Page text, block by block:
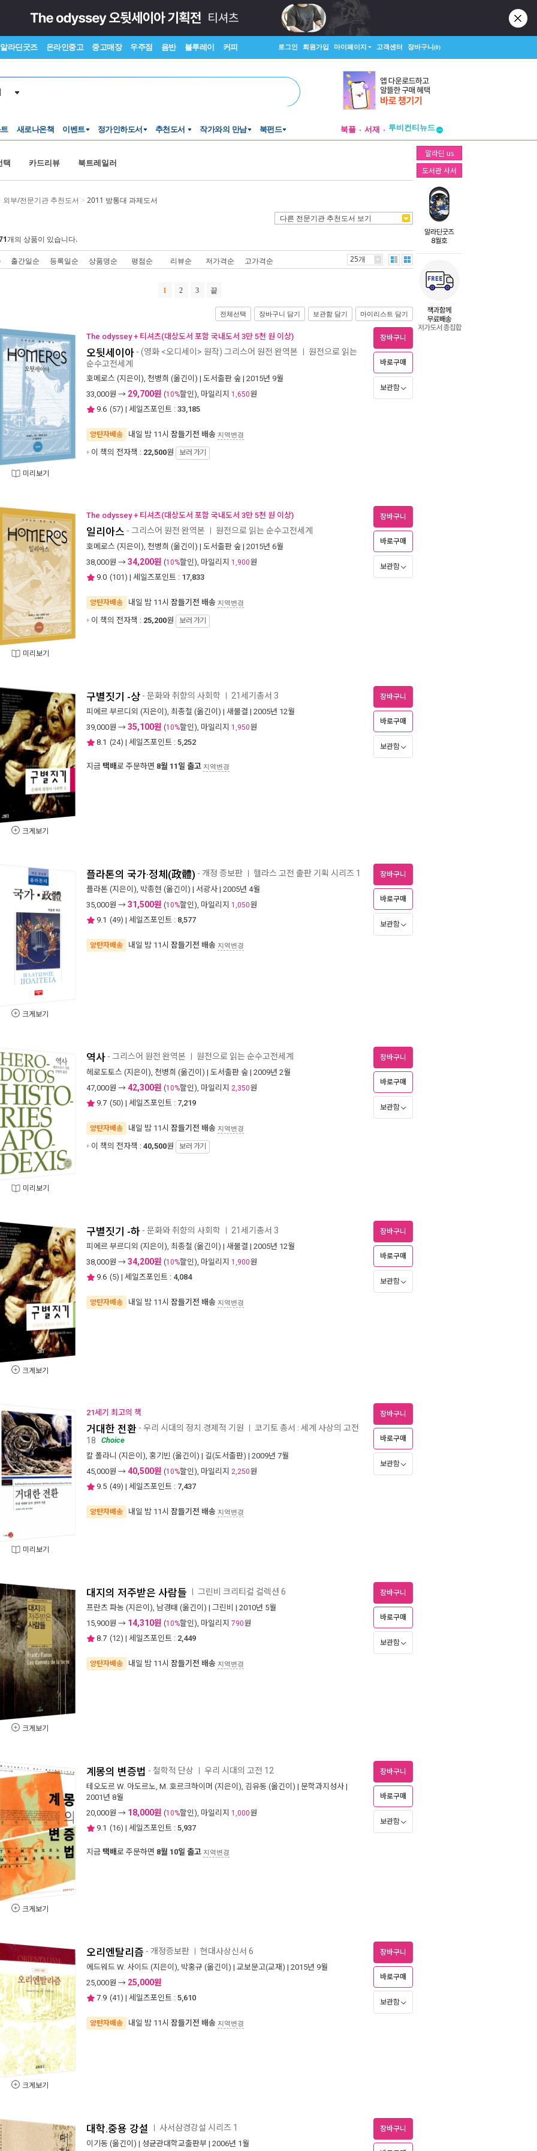
알라딘굿즈 온라인중고 중고매장 우주점 음반 블루레이 커피 로그인 회원가입 마이페이지 고객센터 장바구니(0)
새로나온책 이벤트 정가인하도서 추천도서 작가와의 만남 북펀드 북플 서재
창작플랫폼
투비컨티뉴드
알라딘 us
도서관 사서
택 카드리뷰 북트레일러
외부/전문기관 추천도서 > 2011 방통대 과제도서
다른 전문기관 추천도서 보기
개의 상품이 있습니다.
출간일순 등록일순 상품명순 평점순 리뷰순 저가격순 고가격순 25개
1 2 3 끝
전체선택 장바구니 담기 보관함 담기 마이리스트 담기
미리보기
The odyssey + 티셔츠(대상도서 포함 국내도서 3만 5천 원 이상)
오뒷세이아 - (영화 <오디세이> 원작) 그리스어 원전 완역본 원전으로 읽는
순수고전세계
호메로스 (지은이), 천병희 (옮긴이) | 도서출판 숲 | 2015년 9월
33,000원 → 29,700원 (10%할인), 마일리지 1,650원
9.6 (57) | 세일즈포인트 : 33,185
양탄자배송 내일 밤 11시 잠들기전 배송 지역변경
이 책의 전자책 : 22,500원 보러 가기
장바구니
바로구매
보관함
미리보기
The odyssey + 티셔츠(대상도서 포함 국내도서 3만 5천 원 이상)
일리아스 - 그리스어 원전 완역본 원전으로 읽는 순수고전세계
호메로스 (지은이), 천병희 (옮긴이) | 도서출판 숲 | 2015년 6월
38,000원 → 34,200원 (10%할인), 마일리지 1,900원
9.0 (101) | 세일즈포인트 : 17,833
양탄자배송 내일 밤 11시 잠들기전 배송 지역변경
이 책의 전자책 : 25,200원 보러 가기
장바구니
바로구매
보관함
크게보기
구별짓기 -상 - 문화와 취향의 사회학 21세기총서 3
피에르 부르디외 (지은이), 최종철 (옮긴이) | 새물결 | 2005년 12월
39,000원 → 35,100원 (10%할인), 마일리지 1,950원
8.1 (24) | 세일즈포인트 : 5,252
지금 택배로 주문하면 8월 11일 출고 지역변경
장바구니
바로구매
보관함
크게보기
플라톤의 국가·정체(政體) - 개정 증보판 헬라스 고전 출판 기획 시리즈 1
플라톤 (지은이), 박종현 (옮긴이) | 서광사 | 2005년 4월
35,000원 → 31,500원 (10%할인), 마일리지 1,050원
9.1 (49) | 세일즈포인트 : 8,577
양탄자배송 내일 밤 11시 잠들기전 배송 지역변경
장바구니
바로구매
보관함
미리보기
역사 - 그리스어 원전 완역본 원전으로 읽는 순수고전세계
헤로도토스 (지은이), 천병희 (옮긴이) | 도서출판 숲 | 2009년 2월
47,000원 → 42,300원 (10%할인), 마일리지 2,350원
9.7 (50) | 세일즈포인트 : 7,219
양탄자배송 내일 밤 11시 잠들기전 배송 지역변경
이 책의 전자책 : 40,500원 보러 가기
장바구니
바로구매
보관함
크게보기
구별짓기 -하 - 문화와 취향의 사회학 21세기총서 3
피에르 부르디외 (지은이), 최종철 (옮긴이) | 새물결 | 2005년 12월
38,000원 → 34,200원 (10%할인), 마일리지 1,900원
9.6 (5) | 세일즈포인트 : 4,084
양탄자배송 내일 밤 11시 잠들기전 배송 지역변경
장바구니
바로구매
보관함
미리보기
21세기 최고의 책
거대한 전환 - 우리 시대의 정치.경제적 기원 코기토 총서 : 세계 사상의 고전
18
Choice
칼 폴라니 (지은이), 홍기빈 (옮긴이) | 길(도서출판) | 2009년 7월
45,000원 → 40,500원 (10%할인), 마일리지 2,250원
9.5 (49) | 세일즈포인트 : 7,437
양탄자배송 내일 밤 11시 잠들기전 배송 지역변경
장바구니
바로구매
보관함
크게보기
대지의 저주받은 사람들 그린비 크리티컬 컬렉션 6
프란츠 파농 (지은이), 남경태 (옮긴이) | 그린비 | 2010년 5월
15,900원 → 14,310원 (10%할인), 마일리지 790원
8.7 (12) | 세일즈포인트 : 2,449
양탄자배송 내일 밤 11시 잠들기전 배송 지역변경
장바구니
바로구매
보관함
크게보기
계몽의 변증법 - 철학적 단상 우리 시대의 고전 12
테오도르 W. 아도르노 M. 호르크하이머 (지은이), 김유동 (옮긴이) | 문학과지성사 |
2001년 8월
20,000원 → 18,000원 (10%할인), 마일리지 1,000원
9.1 (16) | 세일즈포인트 : 5,937
지금 택배로 주문하면 8월 10일 출고 지역변경
장바구니
바로구매
보관함
크게보기
오리엔탈리즘 - 개정증보판 현대사상신서 6
에드워드 W. 사이드 (지은이), 박홍규 (옮긴이) | 교보문고(교재) | 2015년 9월
25,000원 → 25,000원
7.9 (41) | 세일즈포인트 : 5,610
양탄자배송 내일 밤 11시 잠들기전 배송 지역변경
장바구니
바로구매
보관함
대학.중용 강설 사서삼경강설 시리즈 1
이기동 (옮긴이) | 성균관대학교출판부 | 2006년 1월
장바구니